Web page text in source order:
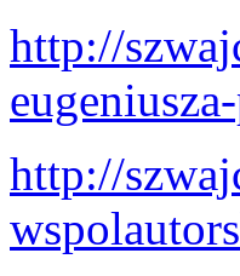
http://
http://